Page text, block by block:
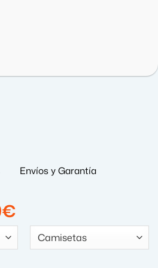
Envíos y Garantía
€
precio
actual